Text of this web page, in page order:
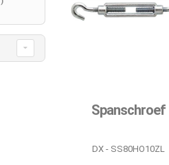
Spanschroef
DX - SS80HO10ZL